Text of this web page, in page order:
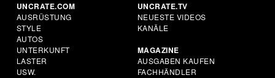
UNCRATE.COM
AUSRÜSTUNG
STYLE
AUTOS
UNTERKUNFT
LASTER
USW.
UNCRATE.TV
NEUESTE VIDEOS
KANÄLE
MAGAZINE
AUSGABEN KAUFEN
FACHHÄNDLER